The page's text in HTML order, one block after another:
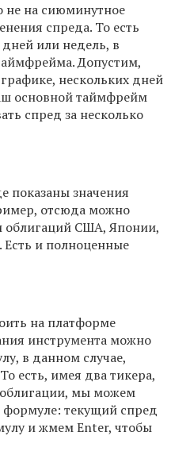
не на сиюминутное
спреда. То есть
или недель, в
Допустим,
нескольких дней
основной таймфрейм
спред за несколько
показаны значения
отсюда можно
облигаций США, Японии,
и полноценные
на платформе
инструмента можно
в данном случае,
есть, имея два тикера,
мы можем
формуле: текущий спред
и жмем Enter, чтобы